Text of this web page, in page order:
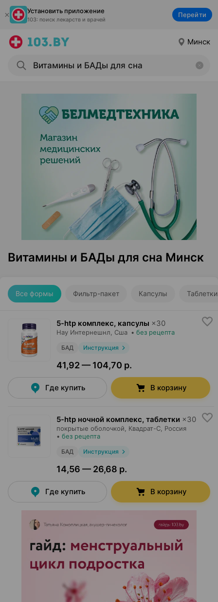
Установить приложение
103: поиск лекарств и врачей
Перейти
Минск
Витамины и БАДы для сна Минск
Все формы Фильтр-пакет Капсулы Таблетки
5-htp комплекс, капсулы ×30
Нау Интернешнл , Сша • без рецепта
БАД Инструкция
41,92 — 104,70 р.
Где купить В корзину
5-htp ночной комплекс, таблетки ×30
покрытые оболочкой, Квадрат-С , Россия
• без рецепта
БАД Инструкция
14,56 — 26,68 р.
Где купить В корзину